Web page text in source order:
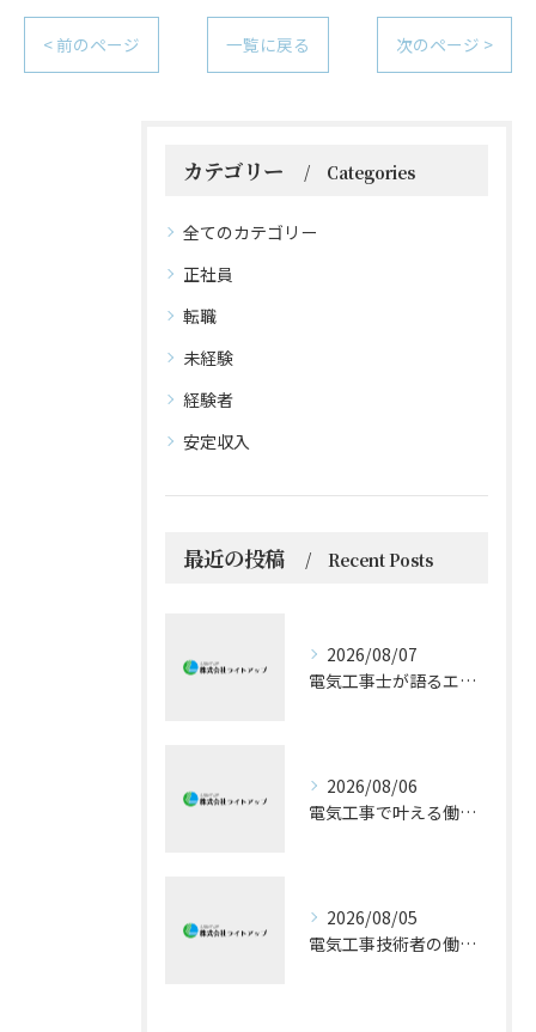
< 前のページ 一覧に戻る 次のページ >
カテゴリー Categories
全てのカテゴリー
正社員
転職
未経験
経験者
安定収入
最近の投稿 Recent Posts
2026/08/07
電気工事士が語るエアコン技術の極意
2026/08/06
電気工事で叶える働きやすい環境とキャリア形成
2026/08/05
電気工事技術者の働きやすさと成長戦略